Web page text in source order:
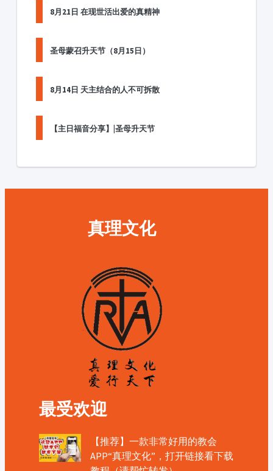
8月21日 在现世活出爱的真精神
圣母蒙召升天节（8月15日）
8月14日 天主结合的人不可拆散
【主日福音分享】|圣母升天节
真理文化
最受欢迎
【推荐】一款非常好用的教会
APP“真理文化”，打开链接看下载